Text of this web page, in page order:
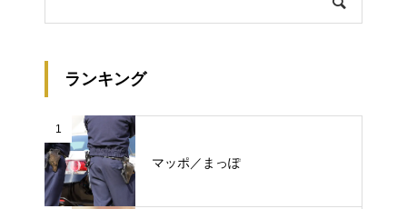
ランキング
1
マッポ／まっぽ